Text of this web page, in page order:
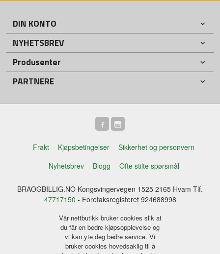
DIN KONTO
NYHETSBREV
Produsenter
PARTNERE
Frakt Kjøpsbetingelser
Sikkerhet og personvern
Nyhetsbrev
Blogg Ofte stilte spørsmål
BRAOGBILLIG.NO Kongsvingervegen 1525 2165 Hvam Tlf.
47717150 - Foretaksregisteret 924688998
Vår nettbutikk bruker cookies slik at
du får en bedre kjøpsopplevelse og
vi kan yte deg bedre service. Vi
bruker cookies hovedsaklig til å